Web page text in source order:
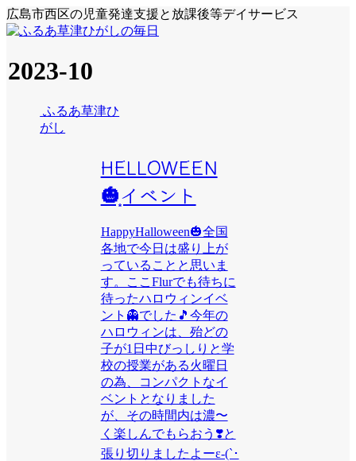
広島市西区の児童発達支援と放課後等デイサービス
2023-10
ふるあ草津ひ
がし
HELLOWEEN
🎃͙イベント
HappyHalloween🎃全国
各地で今日は盛り上が
っていることと思いま
す。ここFlurでも待ちに
待ったハロウィンイベ
ント👻でした🎵今年の
ハロウィンは、殆どの
子が1日中びっしりと学
校の授業がある火曜日
の為、コンパクトなイ
ベントとなりました
が、その時間内は濃〜
く楽しんでもらおう❣️と
張り切りましたよーε-(`･